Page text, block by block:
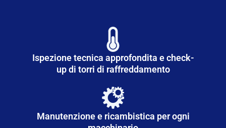
Ispezione tecnica approfondita e check-
up di torri di raffreddamento
Manutenzione e ricambistica per ogni